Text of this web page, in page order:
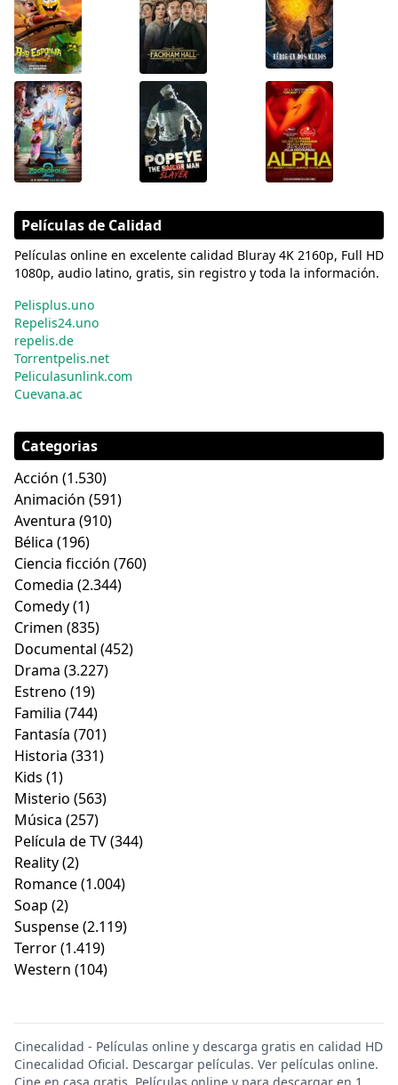
Películas de Calidad
Películas online en excelente calidad Bluray 4K 2160p, Full HD
1080p, audio latino, gratis, sin registro y toda la información.
Pelisplus.uno
Repelis24.uno
repelis.de
Torrentpelis.net
Peliculasunlink.com
Cuevana.ac
Categorias
Acción (1.530)
Animación (591)
Aventura (910)
Bélica (196)
Ciencia ficción (760)
Comedia (2.344)
Comedy(1)
Crimen (835)
Documental (452)
Drama (3.227)
Estreno (19)
Familia (744)
Fantasía (701)
Historia (331)
Kids (1)
Misterio (563)
Música (257)
Película de TV(344)
Reality(2)
Romance(1.004)
Soap (2)
Suspense(2.119)
Terror(1.419)
Western (104)
Cinecalidad - Películas online y descarga gratis en calidad HD
Cinecalidad Oficial. Descargar películas. Ver películas online.